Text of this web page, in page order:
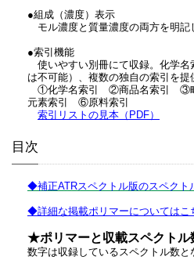
●組成（濃度）表示
モル濃度と質量濃度の両方を明記
●索引機能
使いやすい別冊にて収録。化学名
は不可能）、複数の独自の索引を提
①化学名索引 ②商品名索引 ③
元素索引 ⑥原料索引
索引リストの見本（PDF）
目次
◆補正ATRスペクトル版のスペクト
◆詳細な掲載ポリマーについてはこ
★ポリマーと収載スペクト
数字は収録しているスペクトル数と